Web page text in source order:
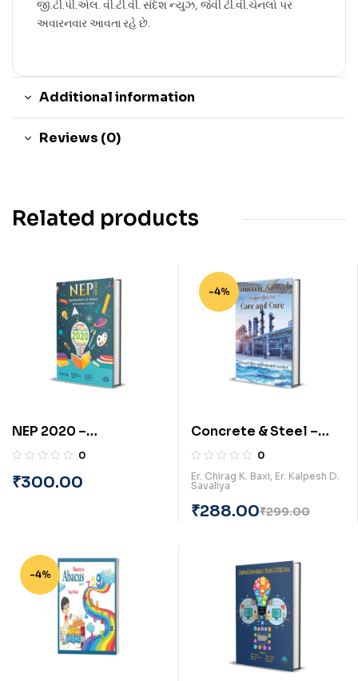
જી.ટી.પી.એલ. વી.ટી.વી. સંદેશ ન્યુઝ, જેવી ટી.વી.ચેનલો પર
અવારનવાર આવતા રહે છે.
Additional information
Reviews (0)
Related products
NEP 2020 –
Reformation of Indian
(English) By PRAYASU
0
₹300.00
-4%
Concrete & Steel –
Engineering for Care
and Cure (English) BY
Chirag K. Baxi and
Kalpesh D. Savaliya
0
Er. Chirag K. Baxi, Er. Kalpesh D.
Savaliya
₹299.00
₹288.00
-4%